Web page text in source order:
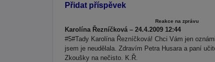
Přidat příspěvek
Reakce na zprávu
Karolína Řezníčková – 24.4.2009 12:44
#5#Tady Karolína Řezníčková! Chci Vám jen
jsem je neudělala. Zdravím Petra Husara a paní
Zkoušky na nečisto. K.Ř.